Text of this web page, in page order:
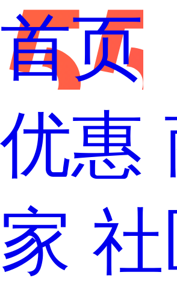
带你去官网买正品
首页
优惠
家